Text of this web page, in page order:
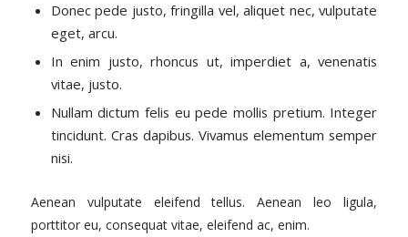
Donec pede justo, fringilla vel, aliquet nec, vulputate
eget, arcu.
In enim justo, rhoncus ut, imperdiet a, venenatis
vitae, justo.
Nullam dictum felis eu pede mollis pretium. Integer
tincidunt. Cras dapibus. Vivamus elementum semper
nisi.
Aenean vulputate eleifend tellus. Aenean leo ligula,
porttitor eu, consequat vitae, eleifend ac, enim.